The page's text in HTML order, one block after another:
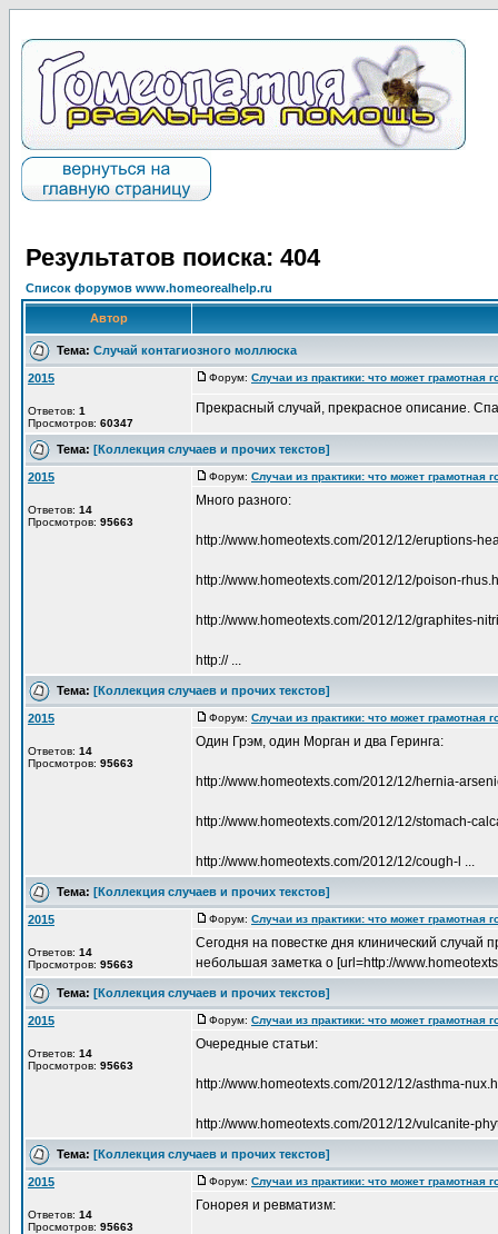
Результатов поиска: 404
Список форумов www.homeorealhelp.ru
Автор
Тема: Случай контагиозного моллюска
2015
Ответов: 1
Просмотров: 60347
Форум: Случаи из практики: что может грамотная
Прекрасный случай, прекрасное описание.
Тема: [Коллекция случаев и прочих текстов]
2015
Ответов: 14
Просмотров: 95663
Форум: Случаи из практики: что может грамотная
Много разного:
http://www.homeotexts.com/2012/12/eruptions-
http://www.homeotexts.com/2012/12/poison-
http://www.homeotexts.com/2012/12/graphites-
http:// ...
Тема: [Коллекция случаев и прочих текстов]
2015
Ответов: 14
Просмотров: 95663
Форум: Случаи из практики: что может грамотная
Один Грэм, один Морган и два Геринга:
http://www.homeotexts.com/2012/12/hernia-
http://www.homeotexts.com/2012/12/stomach-
http://www.homeotexts.com/2012/12/cough-l ...
Тема: [Коллекция случаев и прочих текстов]
2015
Ответов: 14
Просмотров: 95663
Форум: Случаи из практики: что может грамотная
Сегодня на повестке дня клинический случай
небольшая заметка о [url=http://
Тема: [Коллекция случаев и прочих текстов]
2015
Ответов: 14
Просмотров: 95663
Форум: Случаи из практики: что может грамотная
Очередные статьи:
http://www.homeotexts.com/2012/12/asthma-
http://www.homeotexts.com/2012/12/vulcanite-
Тема: [Коллекция случаев и прочих текстов]
2015
Ответов: 14
Просмотров: 95663
Форум: Случаи из практики: что может грамотная
Гонорея и ревматизм: